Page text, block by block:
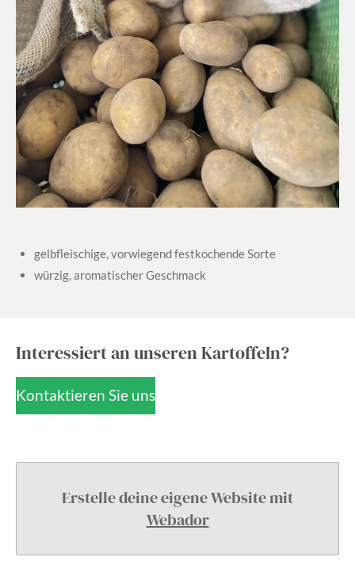
gelbfleischige, vorwiegend festkochende Sorte
würzig, aromatischer Geschmack
Interessiert an unseren Kartoffeln?
Kontaktieren Sie uns
Erstelle deine eigene Website mit
Webador